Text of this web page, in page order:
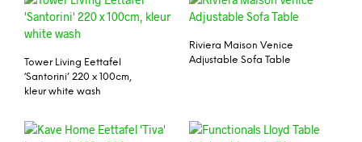
Tower Living Eettafel
‘Santorini’ 220 x 100cm,
kleur white wash
Riviera Maison Venice
Adjustable Sofa Table